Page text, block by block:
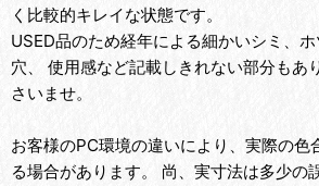
く比較的キレイな状態です。
USED品のため経年による細かいシミ、
穴、 使用感など記載しきれない部分もあ
さいませ。
お客様のPC環境の違いにより、実際の色
る場合があります。 尚、実寸法は多少の